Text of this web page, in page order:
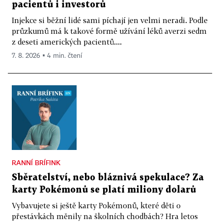
pacientů i investorů
Injekce si běžní lidé sami píchají jen velmi neradi. Podle
průzkumů má k takové formě užívání léků averzi sedm
z deseti amerických pacientů....
7. 8. 2026 ▪ 4 min. čtení
RANNÍ BRÍFINK
Sběratelství, nebo bláznivá spekulace? Za
karty Pokémonů se platí miliony dolarů
Vybavujete si ještě karty Pokémonů, které děti o
přestávkách měnily na školních chodbách? Hra letos